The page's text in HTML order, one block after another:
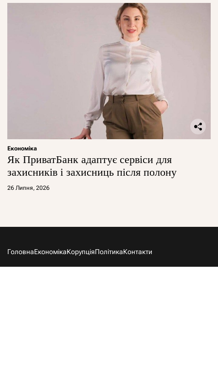
Економіка
Як ПриватБанк адаптує сервіси для
захисників і захисниць після полону
26 Липня, 2026
ГоловнаЕкономікаКорупціяПолітикаКонтакти